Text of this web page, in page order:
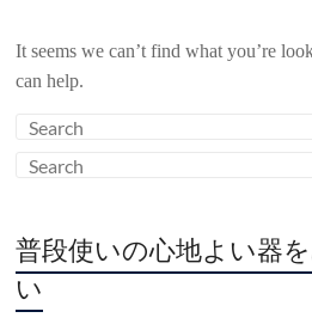
It seems we can’t find what you’re
can help.
普段使いの心地よい器
い